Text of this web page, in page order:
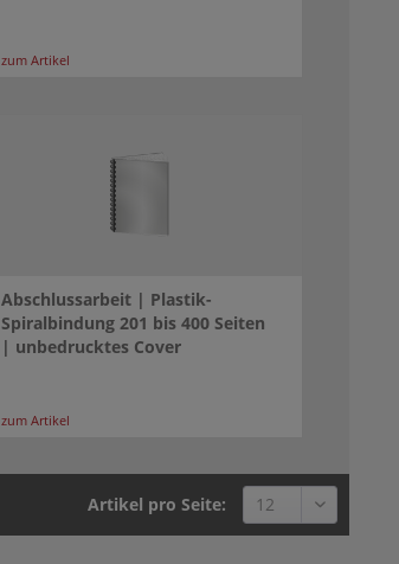
zum Artikel
Abschlussarbeit | Plastik-
Spiralbindung 201 bis 400 Seiten
| unbedrucktes Cover
zum Artikel
Artikel pro Seite: